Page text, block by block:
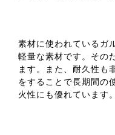
素材に使われているガ
軽量な素材です。その
ます。また、耐久性も
をすることで長期間の
火性にも優れています。